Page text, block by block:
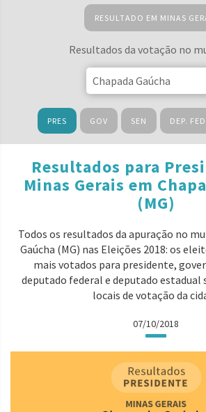
RESULTADO EM MINAS
Resultados da votação no
PRES GOV SEN DEP. FED
Resultados para
Minas Gerais em
(MG)
Todos os resultados da apuração no
Gaúcha (MG) nas Eleições 2018: os
mais votados para presidente,
deputado federal e deputado estadual
locais de votação da
07/10/2018